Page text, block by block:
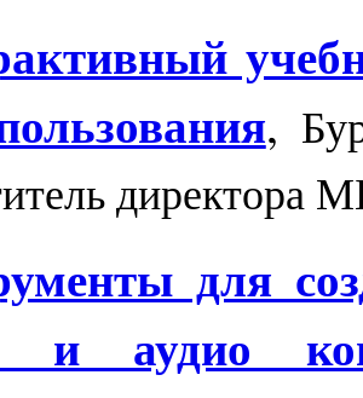
,
для
и аудио